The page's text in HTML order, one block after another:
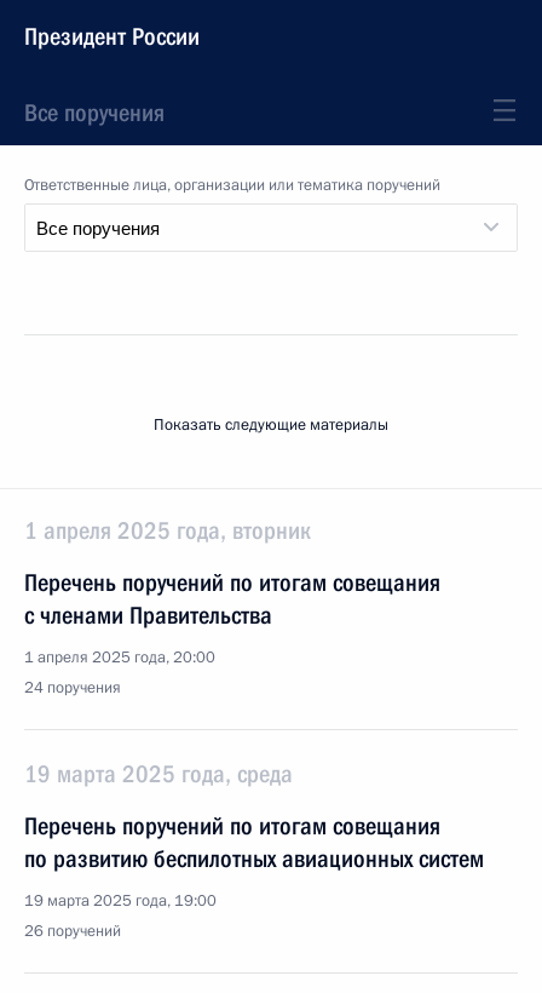
Президент России
Все поручения
Ответственные лица, организации или тематика поручений
Показать следующие материалы
1 апреля 2025 года, вторник
Перечень поручений по итогам совещания
с членами Правительства
1 апреля 2025 года, 20:00
24 поручения
19 марта 2025 года, среда
Перечень поручений по итогам совещания
по развитию беспилотных авиационных систем
19 марта 2025 года, 19:00
26 поручений